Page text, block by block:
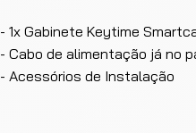
- 1x Gabinete Keytime
- Cabo de alimentação já no
- Acessórios de Instalação